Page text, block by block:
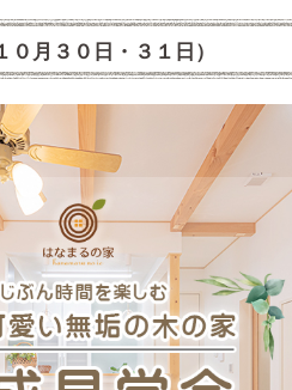
月３０日・３１日）